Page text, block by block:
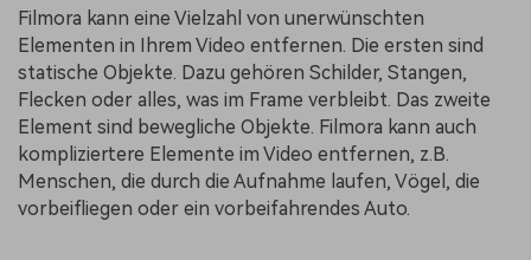
Filmora kann eine Vielzahl von unerwünschten
Elementen in Ihrem Video entfernen. Die ersten sind
statische Objekte. Dazu gehören Schilder, Stangen,
Flecken oder alles, was im Frame verbleibt. Das zweite
Element sind bewegliche Objekte. Filmora kann auch
kompliziertere Elemente im Video entfernen, z.B.
Menschen, die durch die Aufnahme laufen, Vögel, die
vorbeifliegen oder ein vorbeifahrendes Auto.